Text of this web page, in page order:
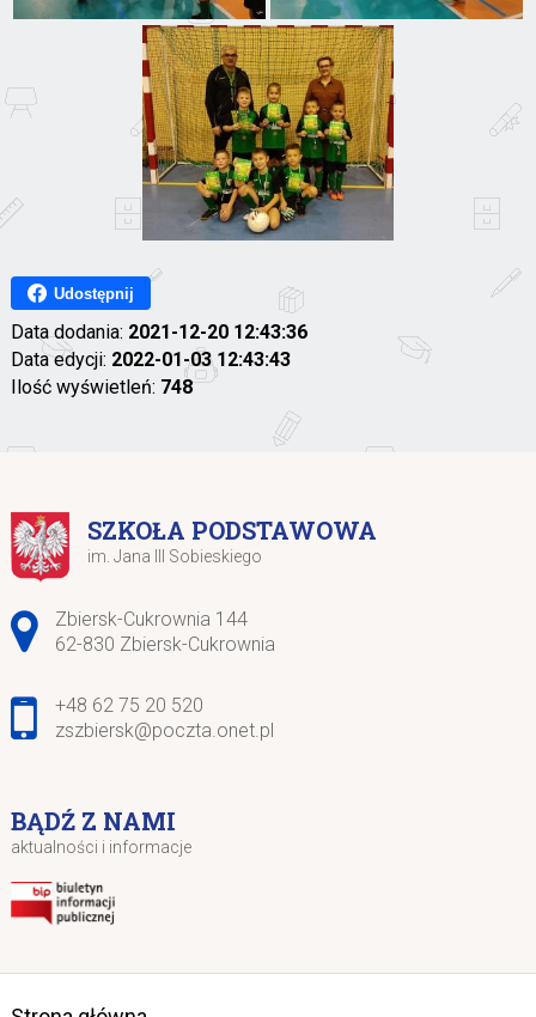
Udostępnij
Data dodania: 2021-12-20 12:43:36
Data edycji: 2022-01-03 12:43:43
Ilość wyświetleń: 748
SZKOŁA PODSTAWOWA
im. Jana III Sobieskiego
Adres pocztowy:
Zbiersk-Cukrownia 144
62-830 Zbiersk-Cukrownia
+48 62 75 20 520
zszbiersk@poczta.onet.pl
BĄDŹ Z NAMI
aktualności i informacje